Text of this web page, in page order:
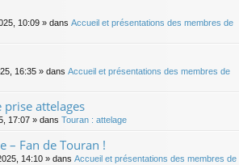
10:09 » dans Accueil et présentations des membres de
16:35 » dans Accueil et présentations des membres de
prise attelages
17:07 » dans Touran : attelage
– Fan de Touran !
14:10 » dans Accueil et présentations des membres de